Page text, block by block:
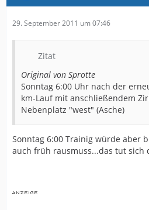
29. September 2011 um 07:46
Zitat
Original von Sprotte
Sonntag 6:00 Uhr nach der
km-Lauf mit anschließendem
Nebenplatz "west" (Asche)
Sonntag 6:00 Trainig würde aber
auch früh rausmuss...das tut sich